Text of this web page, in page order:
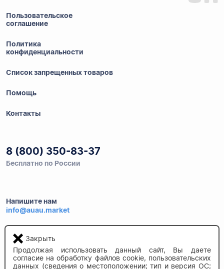
Пользовательское
соглашение
Политика
конфиденциальности
Список запрещенных товаров
Помощь
Контакты
8 (800) 350-83-37
Бесплатно по России
Напишите нам
info@auau.market
236027, г.Калининград
ул.Калязинская 6, оф. 2
Закрыть
Продолжая использовать данный сайт, Вы даете
согласие на обработку файлов cookie, пользовательских
данных (сведения о местоположении; тип и версия ОС;